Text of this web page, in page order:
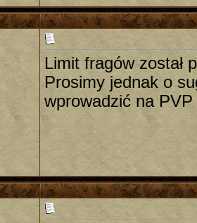
Limit fragów został
Prosimy jednak o
wprowadzić na